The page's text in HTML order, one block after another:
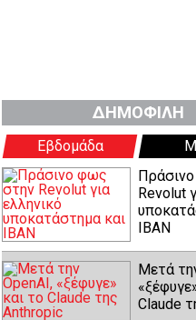
ΔΗΜΟΦΙΛΗ
Εβδομάδα
Revolut
IBAN
Μετά
Claude